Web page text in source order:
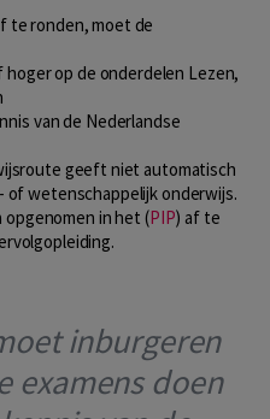
te ronden, moet de
op de onderdelen Lezen,
van de Nederlandse
geeft niet automatisch
wetenschappelijk onderwijs.
in het (PIP) af te
inburgeren
examens doen